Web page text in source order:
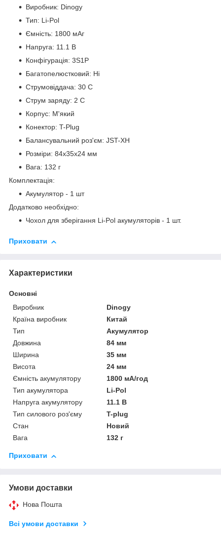
Виробник: Dinogy
Тип: Li-Pol
Ємність: 1800 мАг
Напруга: 11.1 В
Конфігурація: 3S1P
Багатопелюстковий: Ні
Струмовіддача: 30 C
Струм заряду: 2 C
Корпус: М'який
Конектор: T-Plug
Балансувальний роз'єм: JST-XH
Розміри: 84x35x24 мм
Вага: 132 г
Комплектація:
Акумулятор - 1 шт
Додатково необхідно:
Чохол для зберігання Li-Pol акумуляторів - 1 шт.
Приховати
Характеристики
Основні
Виробник
Dinogy
Країна виробник
Китай
Тип
Акумулятор
Довжина
84 мм
Ширина
35 мм
Висота
24 мм
Ємність акумулятору
1800 мА/год
Тип акумулятора
Li-Pol
Напруга акумулятору
11.1 В
Тип силового роз'єму
T-plug
Стан
Новий
Вага
132 г
Приховати
Умови доставки
Нова Пошта
Всі умови доставки